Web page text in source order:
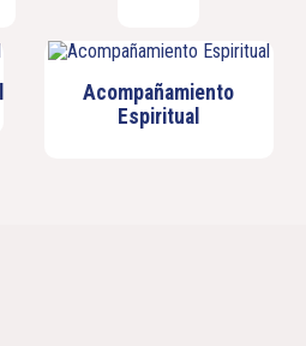
Acompañamiento
Espiritual